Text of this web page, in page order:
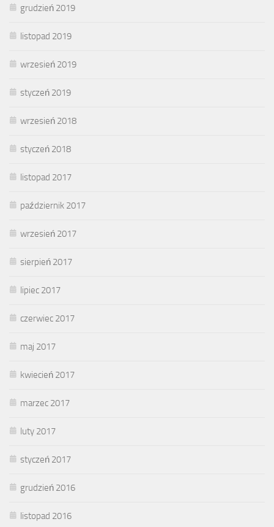
grudzień 2019
listopad 2019
wrzesień 2019
styczeń 2019
wrzesień 2018
styczeń 2018
listopad 2017
październik 2017
wrzesień 2017
sierpień 2017
lipiec 2017
czerwiec 2017
maj 2017
kwiecień 2017
marzec 2017
luty 2017
styczeń 2017
grudzień 2016
listopad 2016